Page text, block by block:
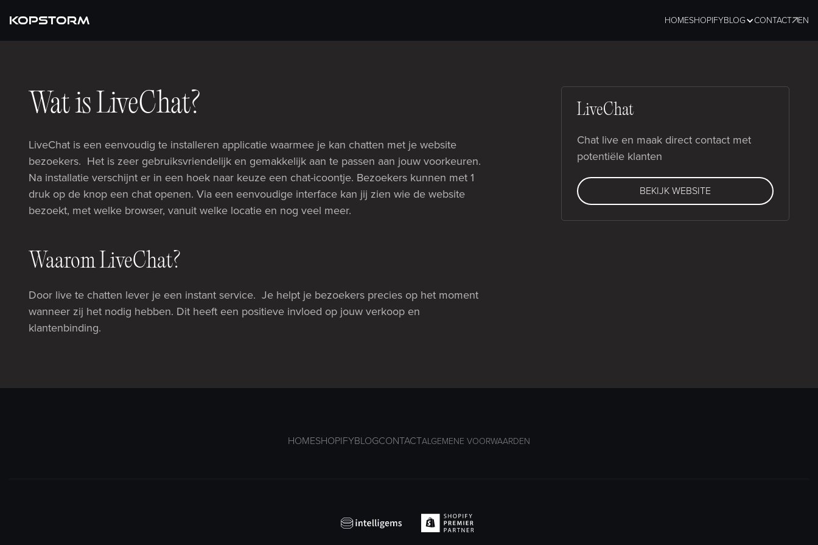
KOPSTORM HOMESHOPIFYBLOG CONTACT EN
Wat is LiveChat?
LiveChat is een eenvoudig te installeren applicatie waarmee je kan chatten met je website
bezoekers. Het is zeer gebruiksvriendelijk en gemakkelijk aan te passen aan jouw voorkeuren.
Na installatie verschijnt er in een hoek naar keuze een chat-icoontje. Bezoekers kunnen met 1
druk op de knop een chat openen. Via een eenvoudige interface kan jij zien wie de website
bezoekt, met welke browser, vanuit welke locatie en nog veel meer.
Waarom LiveChat?
Door live te chatten lever je een instant service. Je helpt je bezoekers precies op het moment
wanneer zij het nodig hebben. Dit heeft een positieve invloed op jouw verkoop en
klantenbinding.
LiveChat
Chat live en maak direct contact met
potentiële klanten
BEKIJK WEBSITE
HOMESHOPIFYBLOGCONTACTALGEMENE VOORWAARDEN